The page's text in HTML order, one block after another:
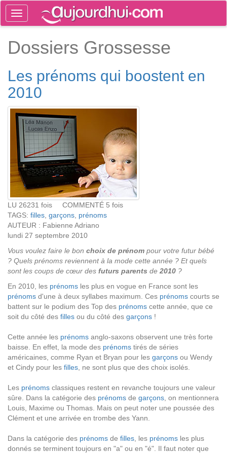
Toggle
navigation
Dossiers Grossesse
Les prénoms qui boostent en
2010
LU 26231 fois COMMENTÉ 5 fois
TAGS: filles garçons prénoms
AUTEUR : Fabienne Adriano
lundi 27 septembre 2010
Vous voulez faire le bon choix de prénom pour votre futur bébé
? Quels prénoms reviennent à la mode cette année ? Et quels
sont les coups de cœur des futurs parents de 2010 ?
En 2010, les prénoms les plus en vogue en France sont les
prénoms d'une à deux syllabes maximum. Ces prénoms courts se
battent sur le podium des Top des prénoms cette année, que ce
soit du côté des filles ou du côté des garçons !
Cette année les prénoms anglo-saxons observent une très forte
baisse. En effet, la mode des prénoms tirés de séries
américaines, comme Ryan et Bryan pour les garçons ou Wendy
et Cindy pour les filles , ne sont plus que des choix isolés.
Les prénoms classiques restent en revanche toujours une valeur
sûre. Dans la catégorie des prénoms de garçons , on mentionnera
Louis, Maxime ou Thomas. Mais on peut noter une poussée des
Clément et une arrivée en trombe des Yann.
Dans la catégorie des prénoms de filles , les prénoms les plus
donnés se terminent toujours en "a" ou en "é". Il faut noter que